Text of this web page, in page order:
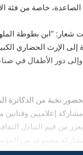
الصاعدة، خاصة من فئة
شعار: “ابن بطوطة
الإرث الحضاري
دور الأطفال في
نخبة من الدكاترة
إعلاميين وفنانين
من قيم التبادل
مجموعة من